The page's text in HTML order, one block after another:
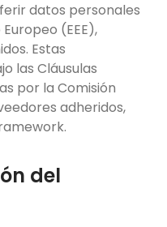
datos personales
(EEE),
Estas
las Cláusulas
por la Comisión
adheridos,
del